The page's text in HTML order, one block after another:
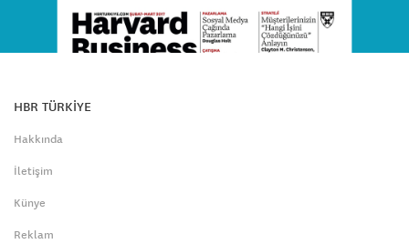
HBR TÜRKİYE
Hakkında
İletişim
Künye
Reklam